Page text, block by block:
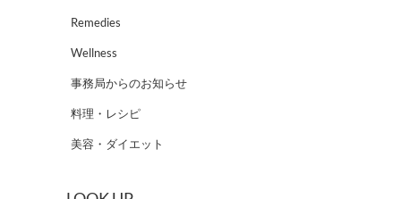
Remedies
Wellness
事務局からのお知らせ
料理・レシピ
美容・ダイエット